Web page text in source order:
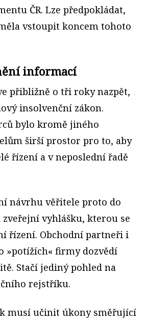
ČR. Lze předpokládat,
vstoupit koncem tohoto
informací
přibližně o tři roky nazpět,
insolvenční zákon.
bylo kromě jiného
širší prostor pro to, aby
řízení a v neposlední řadě
návrhu věřitele proto do
vyhlášku, kterou se
řízení. Obchodní partneři i
»potížích« firmy dozvědí
Stačí jediný pohled na
rejstříku.
musí učinit úkony směřující